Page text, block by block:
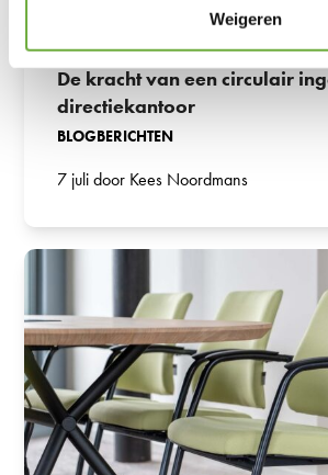
Weigeren
De kracht van een circulair
directiekantoor
BLOGBERICHTEN
7 juli door Kees Noordmans